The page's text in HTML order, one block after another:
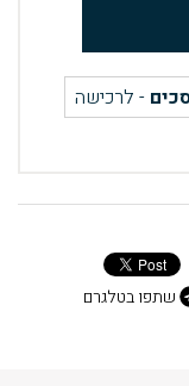
- לרכישה
שתפו בטלגרם